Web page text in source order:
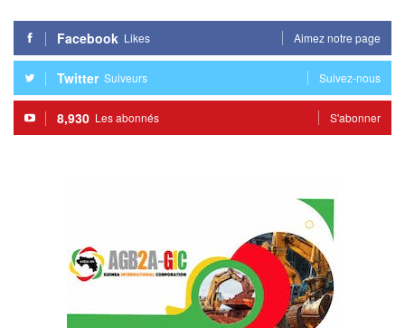
Facebook Likes Aimez notre page
Twitter Suiveurs Suivez-nous
8,930 Les abonnés S'abonner